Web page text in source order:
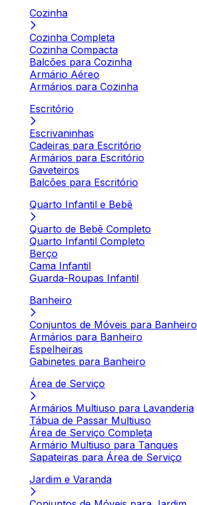
Cozinha
Cozinha Completa
Cozinha Compacta
Balcões para Cozinha
Armário Aéreo
Armários para Cozinha
Escritório
Escrivaninhas
Cadeiras para Escritório
Armários para Escritório
Gaveteiros
Balcões para Escritório
Quarto Infantil e Bebê
Quarto de Bebê Completo
Quarto Infantil Completo
Berço
Cama Infantil
Guarda-Roupas Infantil
Banheiro
Conjuntos de Móveis para Banheiro
Armários para Banheiro
Espelheiras
Gabinetes para Banheiro
Área de Serviço
Armários Multiuso para Lavanderia
Tábua de Passar Multiuso
Área de Serviço Completa
Armário Multiuso para Tanques
Sapateiras para Área de Serviço
Jardim e Varanda